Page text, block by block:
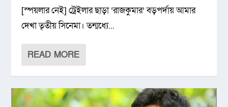
[স্পয়লার নেই] ট্রেইলার ছাড়া ‘রাজকুমার’ বড়পর্দায় আমার
দেখা তৃতীয় সিনেমা। তন্মধ্যে...
READ MORE